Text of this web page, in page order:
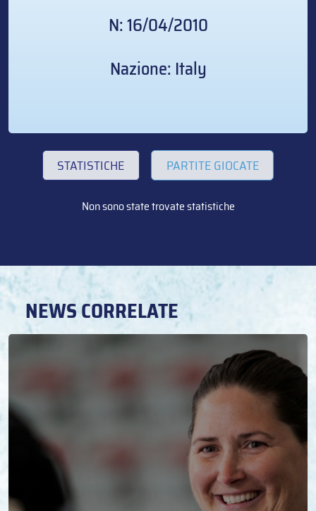
N: 16/04/2010
Nazione: Italy
STATISTICHE PARTITE GIOCATE
Non sono state trovate statistiche
NEWS CORRELATE